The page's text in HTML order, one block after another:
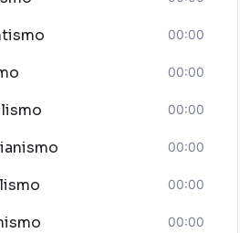
00:00
00:00
00:00
00:00
00:00
00:00